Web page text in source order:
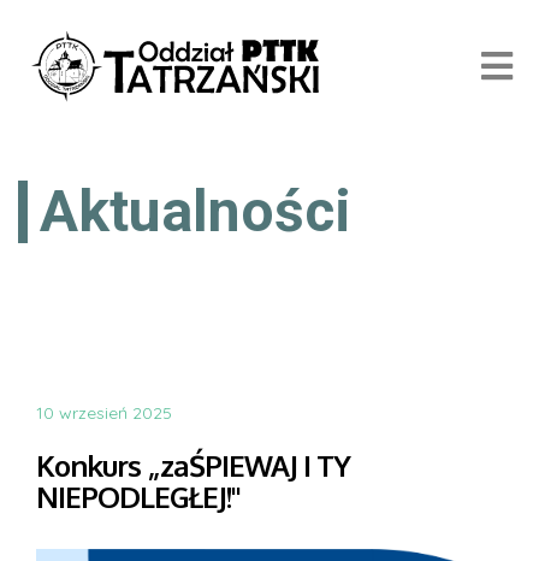
Aktualności
10 wrzesień 2025
Konkurs „zaŚPIEWAJ I TY
NIEPODLEGŁEJ!"